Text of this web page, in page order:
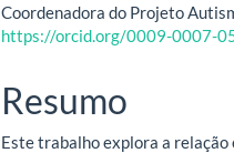
Coordenadora do Projeto
https://orcid.org/0009-0007-
Resumo
Este trabalho explora a